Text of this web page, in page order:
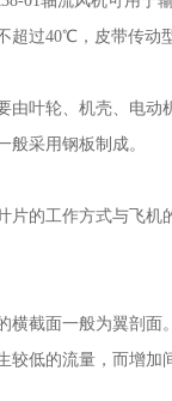
超过40℃，皮带传动
叶轮、机壳、电动机
般采用钢板制成。
的工作方式与飞机的
截面一般为翼剖面。
较低的流量，而增加